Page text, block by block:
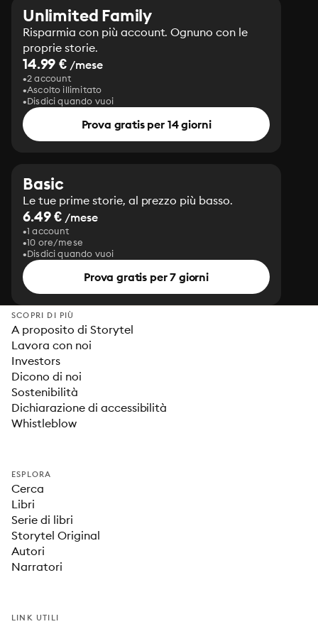
Unlimited Family
Risparmia con più account. Ognuno con le
proprie storie.
14.99 € /mese
2 account
Ascolto illimitato
Disdici quando vuoi
Prova gratis per 14 giorni
Basic
Le tue prime storie, al prezzo più basso.
6.49 € /mese
1 account
10 ore/mese
Disdici quando vuoi
Prova gratis per 7 giorni
SCOPRI DI PIÙ
A proposito di Storytel
Lavora con noi
Investors
Dicono di noi
Sostenibilità
Dichiarazione di accessibilità
Whistleblow
ESPLORA
Cerca
Libri
Serie di libri
Storytel Original
Autori
Narratori
LINK UTILI